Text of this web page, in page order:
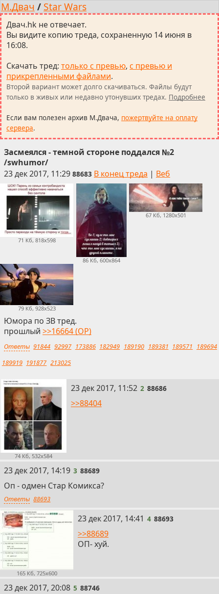
М.Двач / Star Wars
Двач.hk не отвечает.
Вы видите копию треда, сохраненную 14 июня в
16:08.
Скачать тред: только с превью, с превью и
прикрепленными файлами.
Второй вариант может долго скачиваться. Файлы будут
только в живых или недавно утонувших тредах. Подробнее
Если вам полезен архив М.Двача, пожертвуйте на оплату
сервера.
Засмеялся - темной стороне поддался №2
/swhumor/
23 дек 2017, 11:29 88683 В конец треда | Веб
71 Кб, 818x598
86 Кб, 600x864
67 Кб, 1280x501
79 Кб, 928x523
Юмора по ЗВ тред.
прошлый >>16664 (OP)
Ответы 91844 92997 173886 182949 189190 189381 189571
189694
189919 191877 213025
74 Кб, 532x584
2
23 дек 2017, 11:52 2 88686
>>88404
3
23 дек 2017, 14:19 3 88689
Оп - одмен Стар Комикса?
Ответы 88693
165 Кб, 725x600
4
23 дек 2017, 14:41 4 88693
>>88689
ОП- хуй.
5
23 дек 2017, 20:08 5 88746